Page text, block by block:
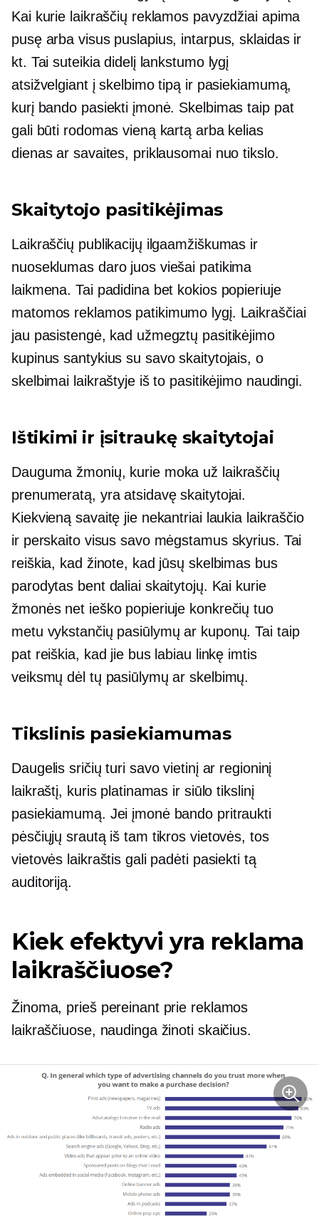
Kai kurie laikraščių reklamos pavyzdžiai apima
pusę arba visus puslapius, intarpus, sklaidas ir
kt. Tai suteikia didelį lankstumo lygį
atsižvelgiant į skelbimo tipą ir pasiekiamumą,
kurį bando pasiekti įmonė. Skelbimas taip pat
gali būti rodomas vieną kartą arba kelias
dienas ar savaites, priklausomai nuo tikslo.
Skaitytojo pasitikėjimas
Laikraščių publikacijų ilgaamžiškumas ir
nuoseklumas daro juos viešai patikima
laikmena. Tai padidina bet kokios popieriuje
matomos reklamos patikimumo lygį. Laikraščiai
jau pasistengė, kad užmegztų pasitikėjimo
kupinus santykius su savo skaitytojais, o
skelbimai laikraštyje iš to pasitikėjimo naudingi.
Ištikimi ir įsitraukę skaitytojai
Dauguma žmonių, kurie moka už laikraščių
prenumeratą, yra atsidavę skaitytojai.
Kiekvieną savaitę jie nekantriai laukia laikraščio
ir perskaito visus savo mėgstamus skyrius. Tai
reiškia, kad žinote, kad jūsų skelbimas bus
parodytas bent daliai skaitytojų. Kai kurie
žmonės net ieško popieriuje konkrečių tuo
metu vykstančių pasiūlymų ar kuponų. Tai taip
pat reiškia, kad jie bus labiau linkę imtis
veiksmų dėl tų pasiūlymų ar skelbimų.
Tikslinis pasiekiamumas
Daugelis sričių turi savo vietinį ar regioninį
laikraštį, kuris platinamas ir siūlo tikslinį
pasiekiamumą. Jei įmonė bando pritraukti
pėsčiųjų srautą iš tam tikros vietovės, tos
vietovės laikraštis gali padėti pasiekti tą
auditoriją.
Kiek efektyvi yra reklama
laikraščiuose?
Žinoma, prieš pereinant prie reklamos
laikraščiuose, naudinga žinoti skaičius.